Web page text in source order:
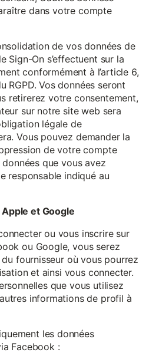
dans votre compte
de vos données de
Sign-On s’effectuent sur la
conformément à l’article 6,
RGPD. Vos données seront
retirerez votre consentement,
sur notre site web sera
légale de
Vous pouvez demander la
de votre compte
que vous avez
responsable indiqué au
et Google
ou vous inscrire sur
ou Google, vous serez
fournisseur où vous pourrez
et ainsi vous connecter.
que vous utilisez
informations de profil à
les données
Facebook :